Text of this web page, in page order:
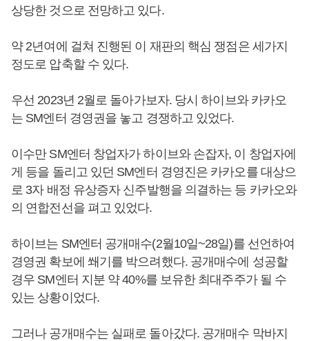
상당한 것으로 전망하고 있다.
약 2년여에 걸쳐 진행된 이 재판의 핵심 쟁점은 세가지
정도로 압축할 수 있다.
우선 2023년 2월로 돌아가보자. 당시 하이브와 카카오
는 SM엔터 경영권을 놓고 경쟁하고 있었다.
이수만 SM엔터 창업자가 하이브와 손잡자, 이 창업자에
게 등을 돌리고 있던 SM엔터 경영진은 카카오를 대상으
로 3자 배정 유상증자 신주발행을 의결하는 등 카카오와
의 연합전선을 펴고 있었다.
하이브는 SM엔터 공개매수(2월10일~28일)를 선언하여
경영권 확보에 쐐기를 박으려했다. 공개매수에 성공할
경우 SM엔터 지분 약 40%를 보유한 최대주주가 될 수
있는 상황이었다.
그러나 공개매수는 실패로 돌아갔다. 공개매수 막바지